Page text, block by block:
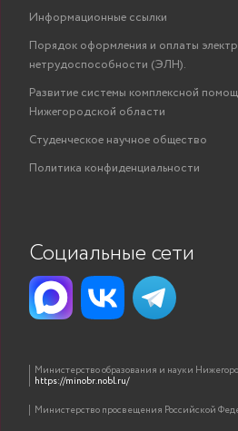
Информационные ссылки
Порядок оформления и оплаты
нетрудоспособности (ЭЛН).
Развитие системы комплексной
Нижегородской области
Студенческое научное общество
Политика конфиденциальности
Социальные сети
Министерство образования и науки
https://minobr.nobl.ru/
Министерство просвещения Российской